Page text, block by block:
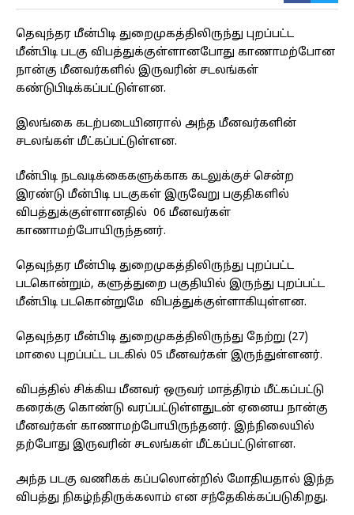
தெவுந்தர மீன்பிடி துறைமுகத்திலிருந்து புறப்பட்ட
மீன்பிடி படகு விபத்துக்குள்ளானபோது காணாமற்போன
நான்கு மீனவர்களில் இருவரின் சடலங்கள்
கண்டுபிடிக்கப்பட்டுள்ளன.
இலங்கை கடற்படையினரால் அந்த மீனவர்களின்
சடலங்கள் மீட்கப்பட்டுள்ளன.
மீன்பிடி நடவடிக்கைகளுக்காக கடலுக்குச் சென்ற
இரண்டு மீன்பிடி படகுகள் இருவேறு பகுதிகளில்
விபத்துக்குள்ளானதில் 06 மீனவர்கள்
காணாமற்போயிருந்தனர்.
தெவுந்தர மீன்பிடி துறைமுகத்திலிருந்து புறப்பட்ட
படகொன்றும், களுத்துறை பகுதியில் இருந்து புறப்பட்ட
மீன்பிடி படகொன்றுமே விபத்துக்குள்ளாகியுள்ளன.
தெவுந்தர மீன்பிடி துறைமுகத்திலிருந்து நேற்று (27)
மாலை புறப்பட்ட படகில் 05 மீனவர்கள் இருந்துள்ளனர்.
விபத்தில் சிக்கிய மீனவர் ஒருவர் மாத்திரம் மீட்கப்பட்டு
கரைக்கு கொண்டு வரப்பட்டுள்ளதுடன் ஏனைய நான்கு
மீனவர்கள் காணாமற்போயிருந்தனர். இந்நிலையில்
தற்போது இருவரின் சடலங்கள் மீட்கப்பட்டுள்ளன.
அந்த படகு வணிகக் கப்பலொன்றில் மோதியதால் இந்த
விபத்து நிகழ்ந்திருக்கலாம் என சந்தேகிக்கப்படுகிறது.